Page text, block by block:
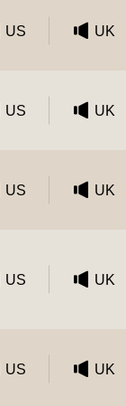
US UK
US UK
US UK
US UK
US UK